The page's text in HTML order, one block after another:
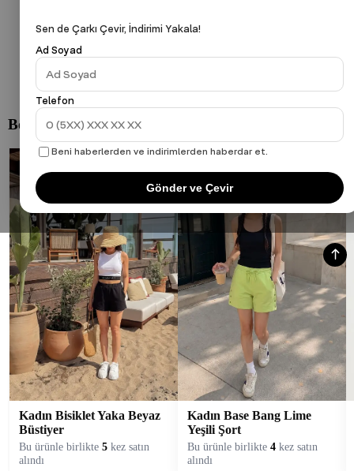
Sen de Çarkı Çevir, İndirimi Yakala!
Ad Soyad
Telefon
Beni haberlerden ve indirimlerden haberdar et.
Gönder ve Çevir